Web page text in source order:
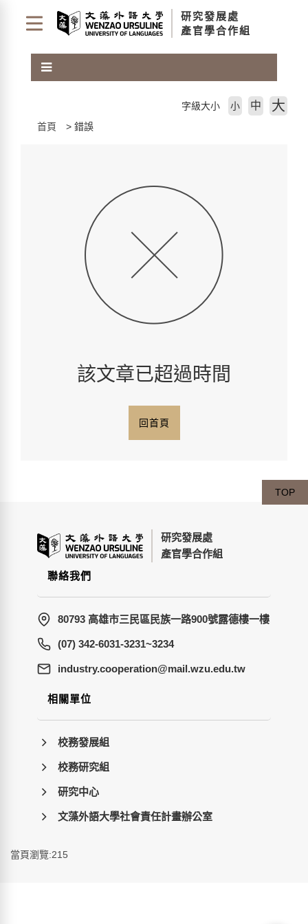
首頁
錯誤
字級大小 小 中 大
該文章已超過時間
回首頁
研究發展處
產官學合作組
聯絡我們
80793 高雄市三民區民族一路900號露德樓一樓
(07) 342-6031-3231~3234
wt.ude.uzw.liam@noitarepooc.yrtsudni
相關單位
校務發展組
校務研究組
研究中心
文藻外語大學社會責任計畫辦公室
當頁瀏覽:215
TOP
研究發展處
產官學合作組